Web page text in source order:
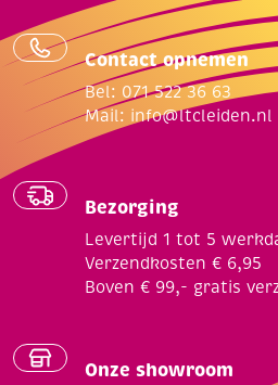
Contact opnemen
Bel: 071 522 36 63
Mail: info@ltcleiden.nl
Bezorging
Levertijd 1 tot 5
Verzendkosten € 6,95
Boven € 99,- gratis
Onze showroom